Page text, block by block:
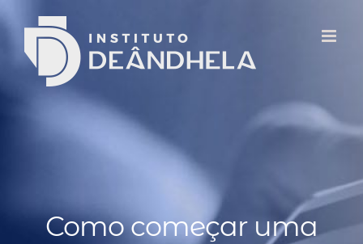
Como começar uma